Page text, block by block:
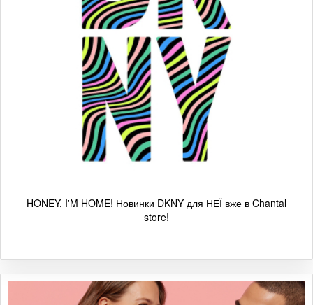
HONEY, I'M HOME! Новинки DKNY для НЕЇ вже в Chantal
store!